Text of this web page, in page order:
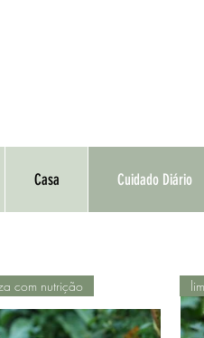
Casa Cuidado Diário
com nutrição